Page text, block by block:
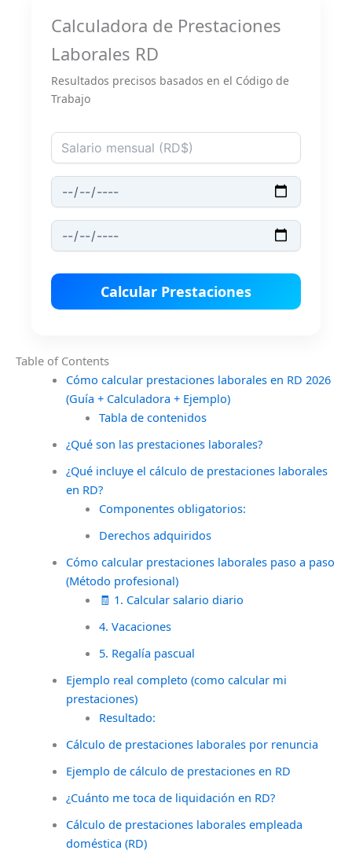
Calculadora de Prestaciones
Laborales RD
Resultados precisos basados en el Código de
Trabajo
Calcular Prestaciones
Table of Contents
Cómo calcular prestaciones laborales en RD 2026
(Guía + Calculadora + Ejemplo)
Tabla de contenidos
¿Qué son las prestaciones laborales?
¿Qué incluye el cálculo de prestaciones laborales
en RD?
Componentes obligatorios:
Derechos adquiridos
Cómo calcular prestaciones laborales paso a paso
(Método profesional)
🧾 1. Calcular salario diario
4. Vacaciones
5. Regalía pascual
Ejemplo real completo (como calcular mi
prestaciones)
Resultado:
Cálculo de prestaciones laborales por renuncia
Ejemplo de cálculo de prestaciones en RD
¿Cuánto me toca de liquidación en RD?
Cálculo de prestaciones laborales empleada
doméstica (RD)